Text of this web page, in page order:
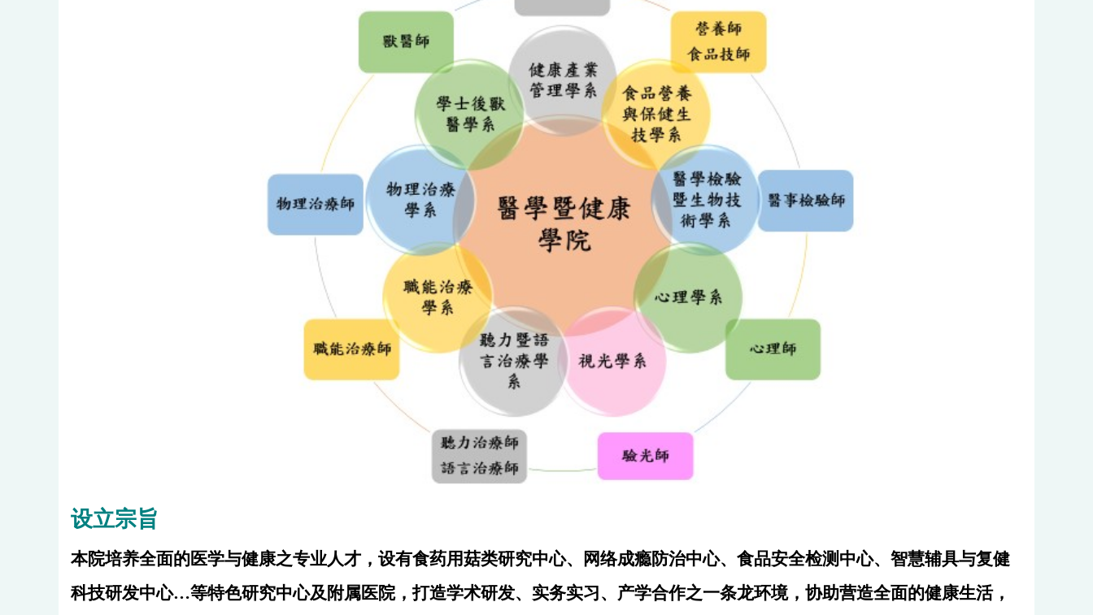
设立宗旨
本院培养全面的医学与健康之专业人才，设有食药用菇类研究中心、网络成瘾防治中心、食品安全检测中心、智慧辅具与复健
科技研发中心…等特色研究中心及附属医院，打造学术研发、实务实习、产学合作之一条龙环境，协助营造全面的健康生活，